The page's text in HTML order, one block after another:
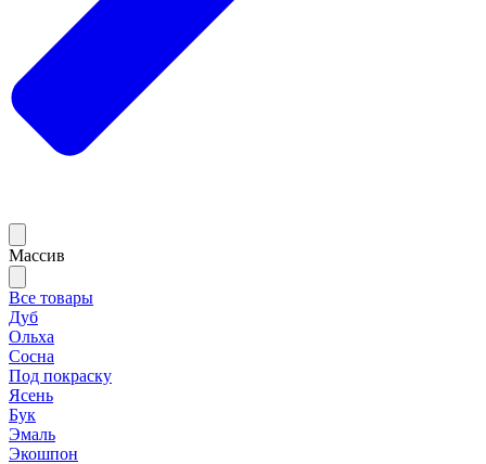
Массив
Все товары
Дуб
Ольха
Сосна
Под покраску
Ясень
Бук
Эмаль
Экошпон